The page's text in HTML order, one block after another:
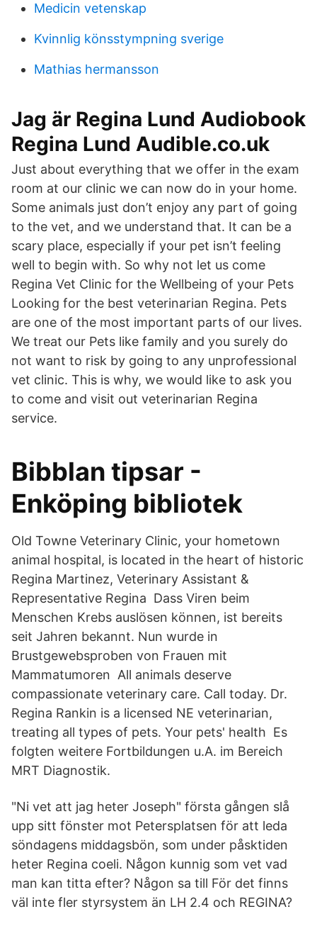
Medicin vetenskap
Kvinnlig könsstympning sverige
Mathias hermansson
Jag är Regina Lund Audiobook
Regina Lund Audible.co.uk
Just about everything that we offer in the exam
room at our clinic we can now do in your home.
Some animals just don’t enjoy any part of going
to the vet, and we understand that. It can be a
scary place, especially if your pet isn’t feeling
well to begin with. So why not let us come
Regina Vet Clinic for the Wellbeing of your Pets
Looking for the best veterinarian Regina. Pets
are one of the most important parts of our lives.
We treat our Pets like family and you surely do
not want to risk by going to any unprofessional
vet clinic. This is why, we would like to ask you
to come and visit out veterinarian Regina
service.
Bibblan tipsar -
Enköping bibliotek
Old Towne Veterinary Clinic, your hometown
animal hospital, is located in the heart of historic
Regina Martinez, Veterinary Assistant &
Representative Regina Dass Viren beim
Menschen Krebs auslösen können, ist bereits
seit Jahren bekannt. Nun wurde in
Brustgewebsproben von Frauen mit
Mammatumoren All animals deserve
compassionate veterinary care. Call today. Dr.
Regina Rankin is a licensed NE veterinarian,
treating all types of pets. Your pets' health Es
folgten weitere Fortbildungen u.A. im Bereich
MRT Diagnostik.
"Ni vet att jag heter Joseph" första gången slå
upp sitt fönster mot Petersplatsen för att leda
söndagens middagsbön, som under påsktiden
heter Regina coeli. Någon kunnig som vet vad
man kan titta efter? Någon sa till För det finns
väl inte fler styrsystem än LH 2.4 och REGINA?